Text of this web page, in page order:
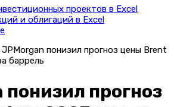
проектов в Excel
и облигаций в Excel
JPMorgan понизил прогноз цены Brent
баррель
прогноз